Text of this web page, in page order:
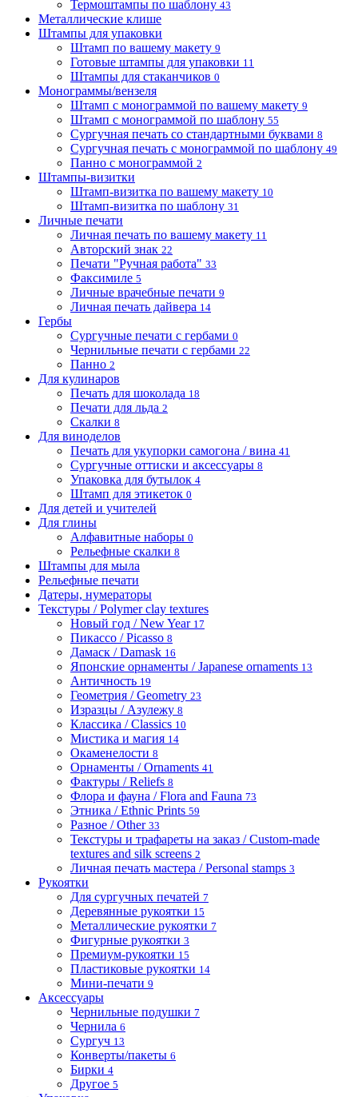
Термоштампы по шаблону 43
Металлические клише
Штампы для упаковки
Штамп по вашему макету 9
Готовые штампы для упаковки 11
Штампы для стаканчиков 0
Монограммы/вензеля
Штамп с монограммой по вашему макету 9
Штамп с монограммой по шаблону 55
Сургучная печать со стандартными буквами 8
Сургучная печать с монограммой по шаблону 49
Панно с монограммой 2
Штампы-визитки
Штамп-визитка по вашему макету 10
Штамп-визитка по шаблону 31
Личные печати
Личная печать по вашему макету 11
Авторский знак 22
Печати "Ручная работа" 33
Факсимиле 5
Личные врачебные печати 9
Личная печать дайвера 14
Гербы
Сургучные печати с гербами 0
Чернильные печати с гербами 22
Панно 2
Для кулинаров
Печать для шоколада 18
Печати для льда 2
Скалки 8
Для виноделов
Печать для укупорки самогона / вина 41
Сургучные оттиски и аксессуары 8
Упаковка для бутылок 4
Штамп для этикеток 0
Для детей и учителей
Для глины
Алфавитные наборы 0
Рельефные скалки 8
Штампы для мыла
Рельефные печати
Датеры, нумераторы
Текстуры / Polymer clay textures
Новый год / New Year 17
Пикассо / Picasso 8
Дамаск / Damask 16
Японские орнаменты / Japanese ornaments 13
Античность 19
Геометрия / Geometry 23
Изразцы / Азулежу 8
Классика / Classics 10
Мистика и магия 14
Окаменелости 8
Орнаменты / Ornaments 41
Фактуры / Reliefs 8
Флора и фауна / Flora and Fauna 73
Этника / Ethnic Prints 59
Разное / Other 33
Текстуры и трафареты на заказ / Custom-made
textures and silk screens 2
Личная печать мастера / Personal stamps 3
Рукоятки
Для сургучных печатей 7
Деревянные рукоятки 15
Металлические рукоятки 7
Фигурные рукоятки 3
Премиум-рукоятки 15
Пластиковые рукоятки 14
Мини-печати 9
Аксессуары
Чернильные подушки 7
Чернила 6
Сургуч 13
Конверты/пакеты 6
Бирки 4
Другое 5